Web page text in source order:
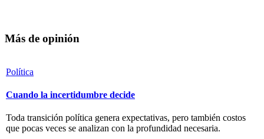
Más de opinión
Política
Cuando la incertidumbre decide
Toda transición política genera expectativas, pero también costos
que pocas veces se analizan con la profundidad necesaria.